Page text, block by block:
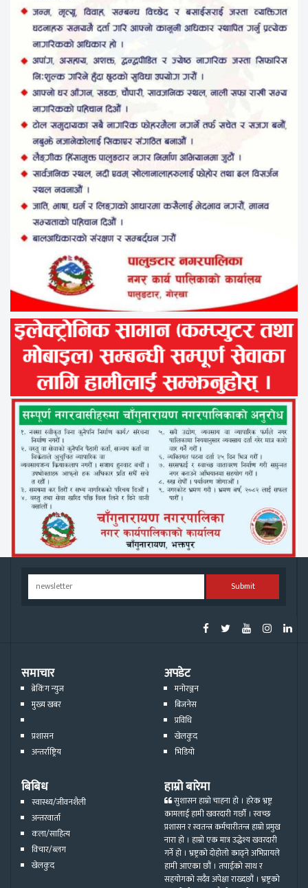
Submit
समाचार
ब्रेकिंग न्युज
मुख्य खबर
प्रशासन
अन्तर्राष्ट्रिय
अपडेट
मनोरञ्जन
बिजनेस
प्रविधि
खेलकुद
भिडियो
बिबिध
स्वास्थ्य/जीवनशैली
अन्तरवार्ता
कला/साहित्य
विचार/ब्लग
खेलकुद
हाम्रो बारेमा
सुशासन हाम्रो चाहना हो । हरेक भ्रष्ट्र
कामलाई हामी खवरदारी गर्छौ । स्वच्छ
प्रशासन र स्वतन्त्र कर्मचारीतन्त्र हाम्रो प्रमुख
नारा हो । हाम्रो एक मात्र उद्धेश्य खवरदारी
गर्ने हो । भ्रष्ट्रको दोहोलो काढ्ने अभिप्रायले
हामी आएका छौं । तपाईको साथ र
सहयोगको सदैव अपेक्षा राख्दछौं । भ्रष्ट्रको